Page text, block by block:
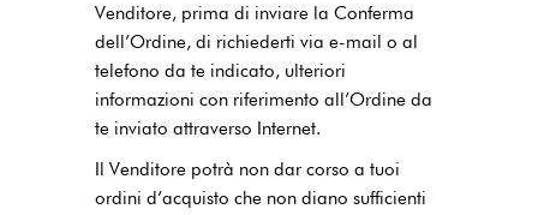
Venditore, prima di inviare la Conferma
dell’Ordine, di richiederti via e-mail o al
telefono da te indicato, ulteriori
informazioni con riferimento all’Ordine da
te inviato attraverso Internet.
Il Venditore potrà non dar corso a tuoi
ordini d’acquisto che non diano sufficienti